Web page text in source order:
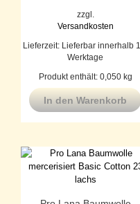
zzgl.
Versandkosten
Lieferzeit: Lieferbar innerhalb
Werktage
Produkt enthält: 0,050 kg
In den Warenkorb